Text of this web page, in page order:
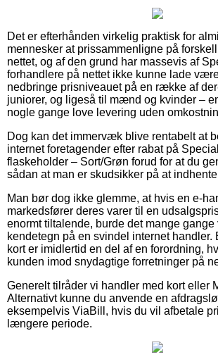
Det er efterhånden virkelig praktisk for
mennesker at prissammenligne på
nettet, og af den grund har massevis af
forhandlere på nettet ikke kunne lade
nedbringe prisniveauet på en række af
juniorer, og ligeså til mænd og kvinder –
nogle gange love levering uden
Dog kan det immervæk blive rentabelt at
internet foretagender efter rabat på
flaskeholder – Sort/Grøn forud for at du
sådan at man er skudsikker på at
Man bør dog ikke glemme, at hvis en e-
markedsfører deres varer til en
enormt tiltalende, burde det mange
kendetegn på en svindel internet handler.
kort er imidlertid en del af en forordning,
kunden imod snydagtige forretninger på
Generelt tilråder vi handler med kort eller
Alternativt kunne du anvende en
eksempelvis ViaBill, hvis du vil afbetale
længere periode.